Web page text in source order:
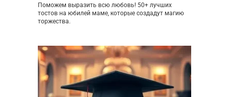
Поможем выразить всю любовь! 50+ лучших
тостов на юбилей маме, которые создадут магию
торжества.